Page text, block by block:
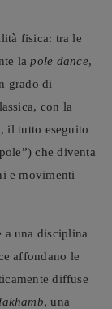
fisica: tra le
la pole dance,
grado di
con la
il tutto eseguito
che diventa
e movimenti
a una disciplina
affondano le
diffuse
, una